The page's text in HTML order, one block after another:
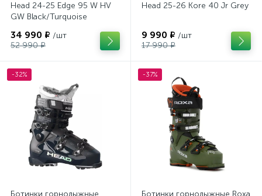
Head 24-25 Edge 95 W HV
GW Black/Turquoise
34 990 ₽ /шт
52 990 ₽
Head 25-26 Kore 40 Jr Grey
9 990 ₽ /шт
17 990 ₽
-32%
Ботинки горнолыжные
-37%
Ботинки горнолыжные Roxa